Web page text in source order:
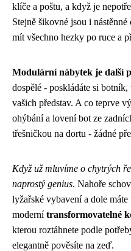
klíče a poštu, a když je
Stejně šikovné jsou i
mít všechno hezky po ruce a
Modulární nábytek je další
dospělé - poskládáte si
vašich představ. A co teprve
ohýbání a lovení bot ze
třešničkou na dortu - žádné
Když už mluvíme o chytrých
naprostý genius. Nahoře
lyžařské vybavení a dole
modernítransformovatelné
kterou roztáhnete podle
elegantně pověsíte na zeď.